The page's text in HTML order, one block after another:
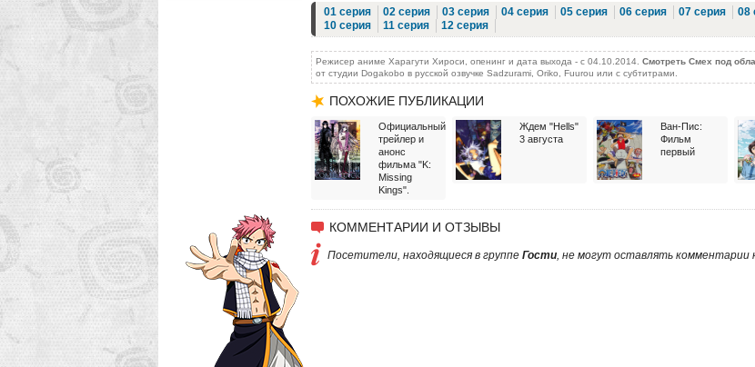
01 серия
02 серия 03 серия 04 серия 05 серия 06 серия 07 серия 08
10 серия
11 серия 12 серия
Режисер аниме Харагути Хироси, опенинг и дата выхода - c 04.10.2014. Смотреть Смех под
от студии Dogakobo в русской озвучке Sadzurami, Oriko, Fuurou или с субтитрами.
ПОХОЖИЕ ПУБЛИКАЦИИ
Официальный
трейлер и
анонс
фильма "K:
Missing
Kings".
Ждем "Hells"
3 августа
Ван-Пис:
Фильм
первый
КОММЕНТАРИИ И ОТЗЫВЫ
Посетители, находящиеся в группе Гости, не могут оставлять комментарии